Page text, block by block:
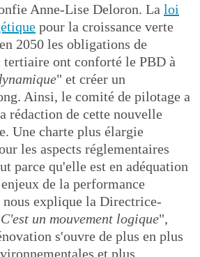
Anne-Lise Deloron. La loi
pour la croissance verte
2050 les obligations de
tertiaire ont conforté le PBD à
" et créer un
Ainsi, le comité de pilotage a
rédaction de cette nouvelle
Une charte plus élargie
les aspects réglementaires
parce qu'elle est en adéquation
de la performance
explique la Directrice-
C'est un mouvement logique",
s'ouvre de plus en plus
et plus